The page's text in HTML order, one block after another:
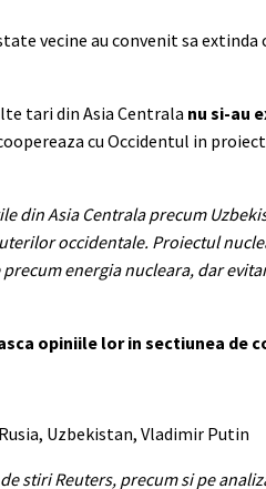
vecine au convenit sa
tari din Asia Centrala nu si-au
cu Occidentul in
din Asia Centrala precum
occidentale. Proiectul
energia nucleara, dar
opiniile lor in sectiunea de
Uzbekistan, Vladimir Putin
stiri Reuters, precum si pe